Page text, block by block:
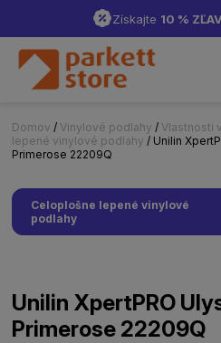
Získajte 10 %
Domov / Vinylové podlahy / Vlastnosti
lepené vinylové podlahy / Unilin
Primerose 22209Q
Celoplošne lepené vinylové
podlahy
Unilin XpertPRO
Primerose 22209Q